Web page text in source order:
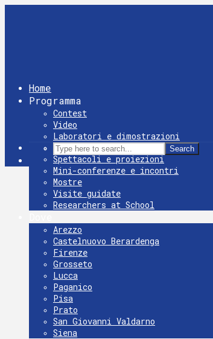
Home
Programma
Contest
Video
Laboratori e dimostrazioni
Giochi
Spettacoli e proiezioni
Mini-conferenze e incontri
Mostre
Visite guidate
Researchers at School
Arezzo
Castelnuovo Berardenga
Firenze
Grosseto
Lucca
Paganico
Pisa
Prato
San Giovanni Valdarno
Siena
Search